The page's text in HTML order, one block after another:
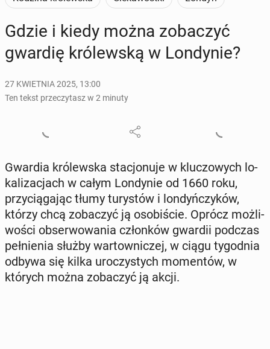
Gdzie i kiedy można zo­ba­czyć
gwardię kró­lew­ską w Lon­dy­nie?
27 KWIETNIA 2025, 13:00
Ten tekst przeczytasz w 2 minuty
Gwardia kró­lew­ska sta­cjo­nu­je w klu­czo­wych lo­
ka­li­za­cjach w całym Lon­dy­nie od 1660 roku,
przy­cią­ga­jąc tłumy tu­ry­stów i lon­dyń­czy­ków,
którzy chcą zo­ba­czyć ją oso­bi­ście. Oprócz moż­li­
wo­ści ob­ser­wo­wa­nia człon­ków gwardii podczas
peł­nie­nia służby war­tow­ni­czej, w ciągu ty­go­dnia
odbywa się kilka uro­czy­stych mo­men­tów, w
których można zo­ba­czyć ją akcji.